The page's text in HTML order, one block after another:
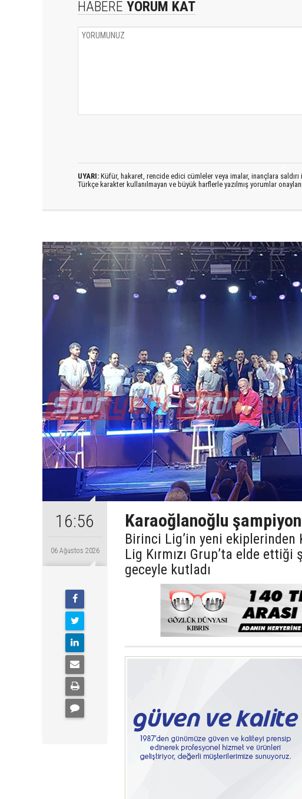
HABERE YORUM KAT
UYARI: Küfür, hakaret, rencide edici cümleler veya imalar, inançlara saldırı
Türkçe karakter kullanılmayan ve büyük harflerle yazılmış yorumlar
16:56
06 Ağustos 2026
Karaoğlanoğlu
Birinci Lig’in yeni
Lig Kırmızı Grup’ta elde
geceyle kutladı